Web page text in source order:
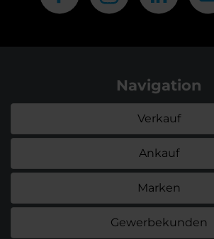
Navigation
Verkauf
Ankauf
Marken
Gewerbekunden